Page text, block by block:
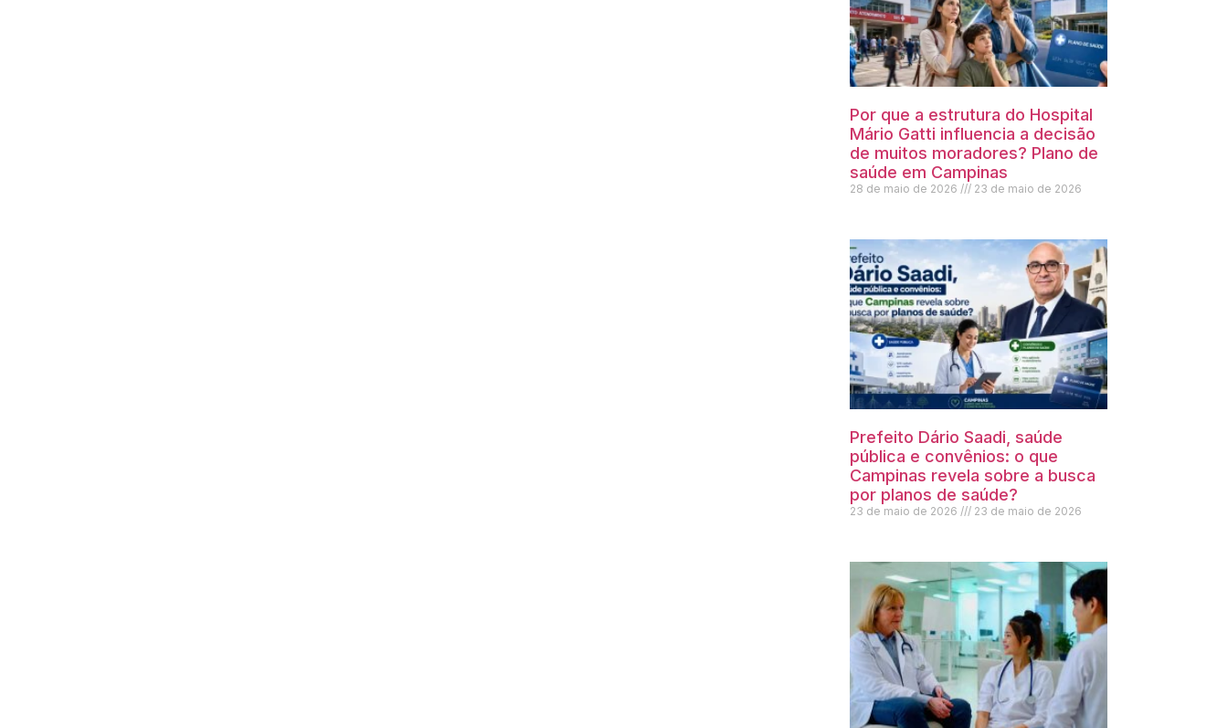
Por que a estrutura do Hospital
Mário Gatti influencia a decisão
de muitos moradores? Plano de
saúde em Campinas
28 de maio de 2026 23 de maio de 2026
Prefeito Dário Saadi, saúde
pública e convênios: o que
Campinas revela sobre a busca
por planos de saúde?
23 de maio de 2026 23 de maio de 2026